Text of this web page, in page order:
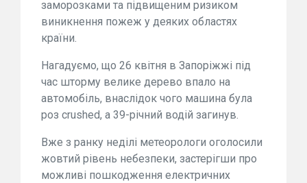
заморозками та підвищеним ризиком
виникнення пожеж у деяких областях
країни.
Нагадуємо, що 26 квітня в Запоріжжі під
час шторму велике дерево впало на
автомобіль, внаслідок чого машина була
роз crushed, а 39-річний водій загинув.
Вже з ранку неділі метеорологи оголосили
жовтий рівень небезпеки, застерігши про
можливі пошкодження електричних